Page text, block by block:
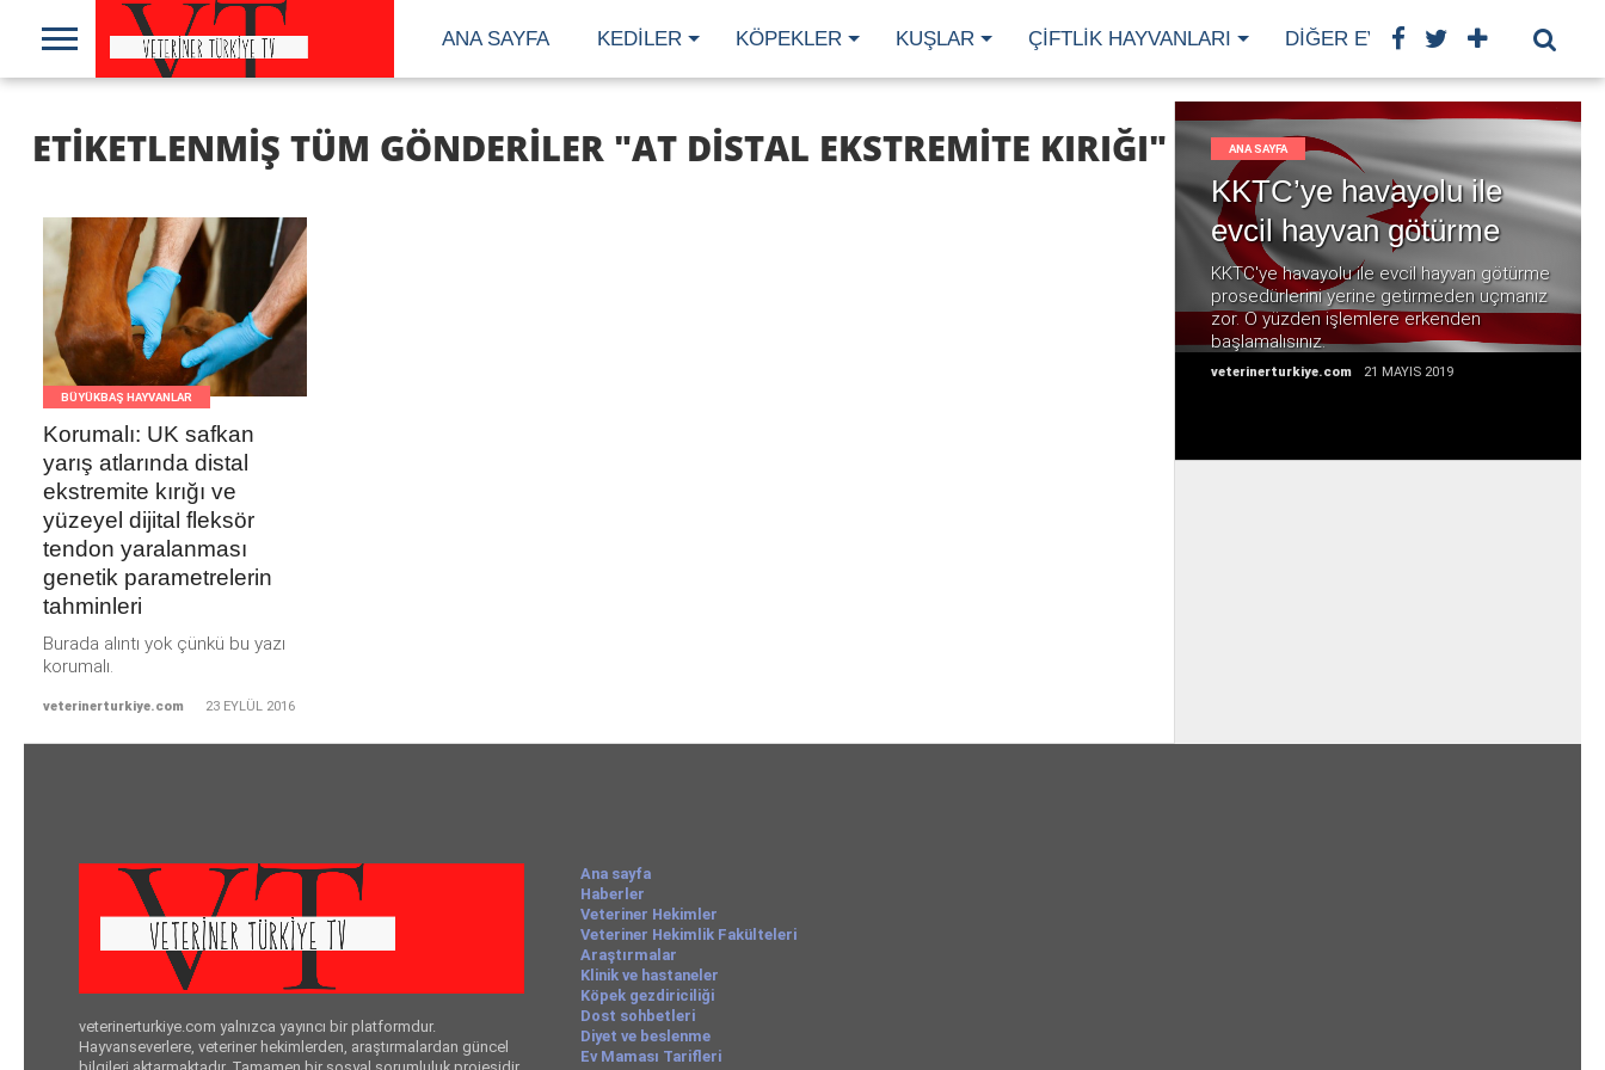
ANA SAYFA KEDILER KÖPEKLER KUŞLAR ÇIFTLIK HAYVANLARI DIĞER EVCIL HAYVANLAR
ETIKETLENMIŞ TÜM GÖNDERILER "AT DISTAL EKSTREMITE KIRIĞI"
DEVAMI
BÜYÜKBAŞ HAYVANLAR
Korumalı: UK safkan
yarış atlarında distal
ekstremite kırığı ve
yüzeyel dijital fleksör
tendon yaralanması
genetik parametrelerin
tahminleri
Burada alıntı yok çünkü bu yazı
korumalı.
veterinerturkiye.com 23 EYLÜL 2016
DEVAMI
ANA SAYFA
KKTC’ye havayolu ile
evcil hayvan götürme
KKTC'ye havayolu ile evcil hayvan götürme
prosedürlerini yerine getirmeden uçmanız
zor. O yüzden işlemlere erkenden
başlamalısınız.
veterinerturkiye.com 21 MAYIS 2019
veterinerturkiye.com yalnızca yayıncı bir platformdur.
Hayvanseverlere, veteriner hekimlerden, araştırmalardan güncel
Ana sayfa
Haberler
Veteriner Hekimler
Veteriner Hekimlik Fakülteleri
Araştırmalar
Klinik ve hastaneler
Köpek gezdiriciliği
Dost sohbetleri
Diyet ve beslenme
Ev Maması Tarifleri